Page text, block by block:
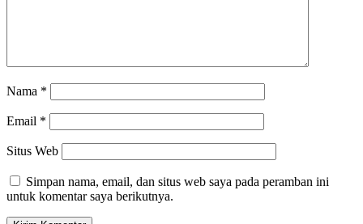
Nama *
Email *
Situs Web
Simpan nama, email, dan situs web saya pada peramban ini
untuk komentar saya berikutnya.